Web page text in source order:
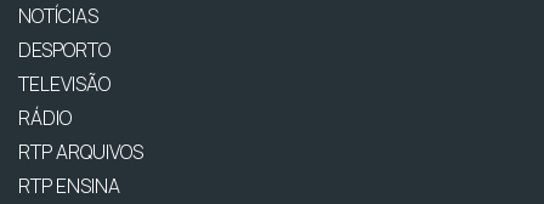
NOTÍCIAS
DESPORTO
TELEVISÃO
RÁDIO
RTP ARQUIVOS
RTP ENSINA